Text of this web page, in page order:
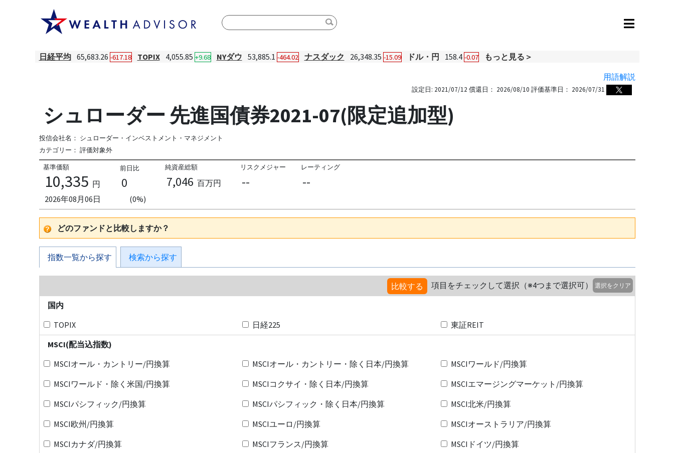
日経平均 65,683.26 -617.18 TOPIX 4,055.85 +9.68 NYダウ 53,885.1 -464.02 ナスダック 26,348.35 -15.09 ドル・円 158.4 -0.07
もっと見る＞
用語解説
設定日: 2021/07/12 償還日： 2026/08/10 評価基準日： 2026/07/31
シュローダー 先進国債券2021-07(限定追加型)
投信会社名： シュローダー・インベストメント・マネジメント
カテゴリー： 評価対象外
基準価額
10,335 円
2026年08月06日
前日比
0
(0%)
純資産総額
7,046 百万円
リスクメジャー
--
レーティング
--
どのファンドと比較しますか？
指数一覧から探す 検索から探す
比較する 項目をチェックして選択（※4つまで選択可） 選択をクリア
国内
TOPIX
日経225
東証REIT
MSCI(配当込指数)
MSCIオール・カントリー/円換算
MSCIオール・カントリー・除く日本/円換算
MSCIワールド/円換算
MSCIワールド・除く米国/円換算
MSCIコクサイ・除く日本/円換算
MSCIエマージングマーケット/円換算
MSCIパシフィック/円換算
MSCIパシフィック・除く日本/円換算
MSCI北米/円換算
MSCI欧州/円換算
MSCIユーロ/円換算
MSCIオーストラリア/円換算
MSCIカナダ/円換算
MSCIフランス/円換算
MSCIドイツ/円換算